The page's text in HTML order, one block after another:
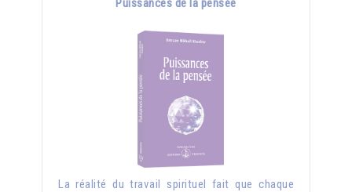
La réalité du travail spirituel fait que chaque